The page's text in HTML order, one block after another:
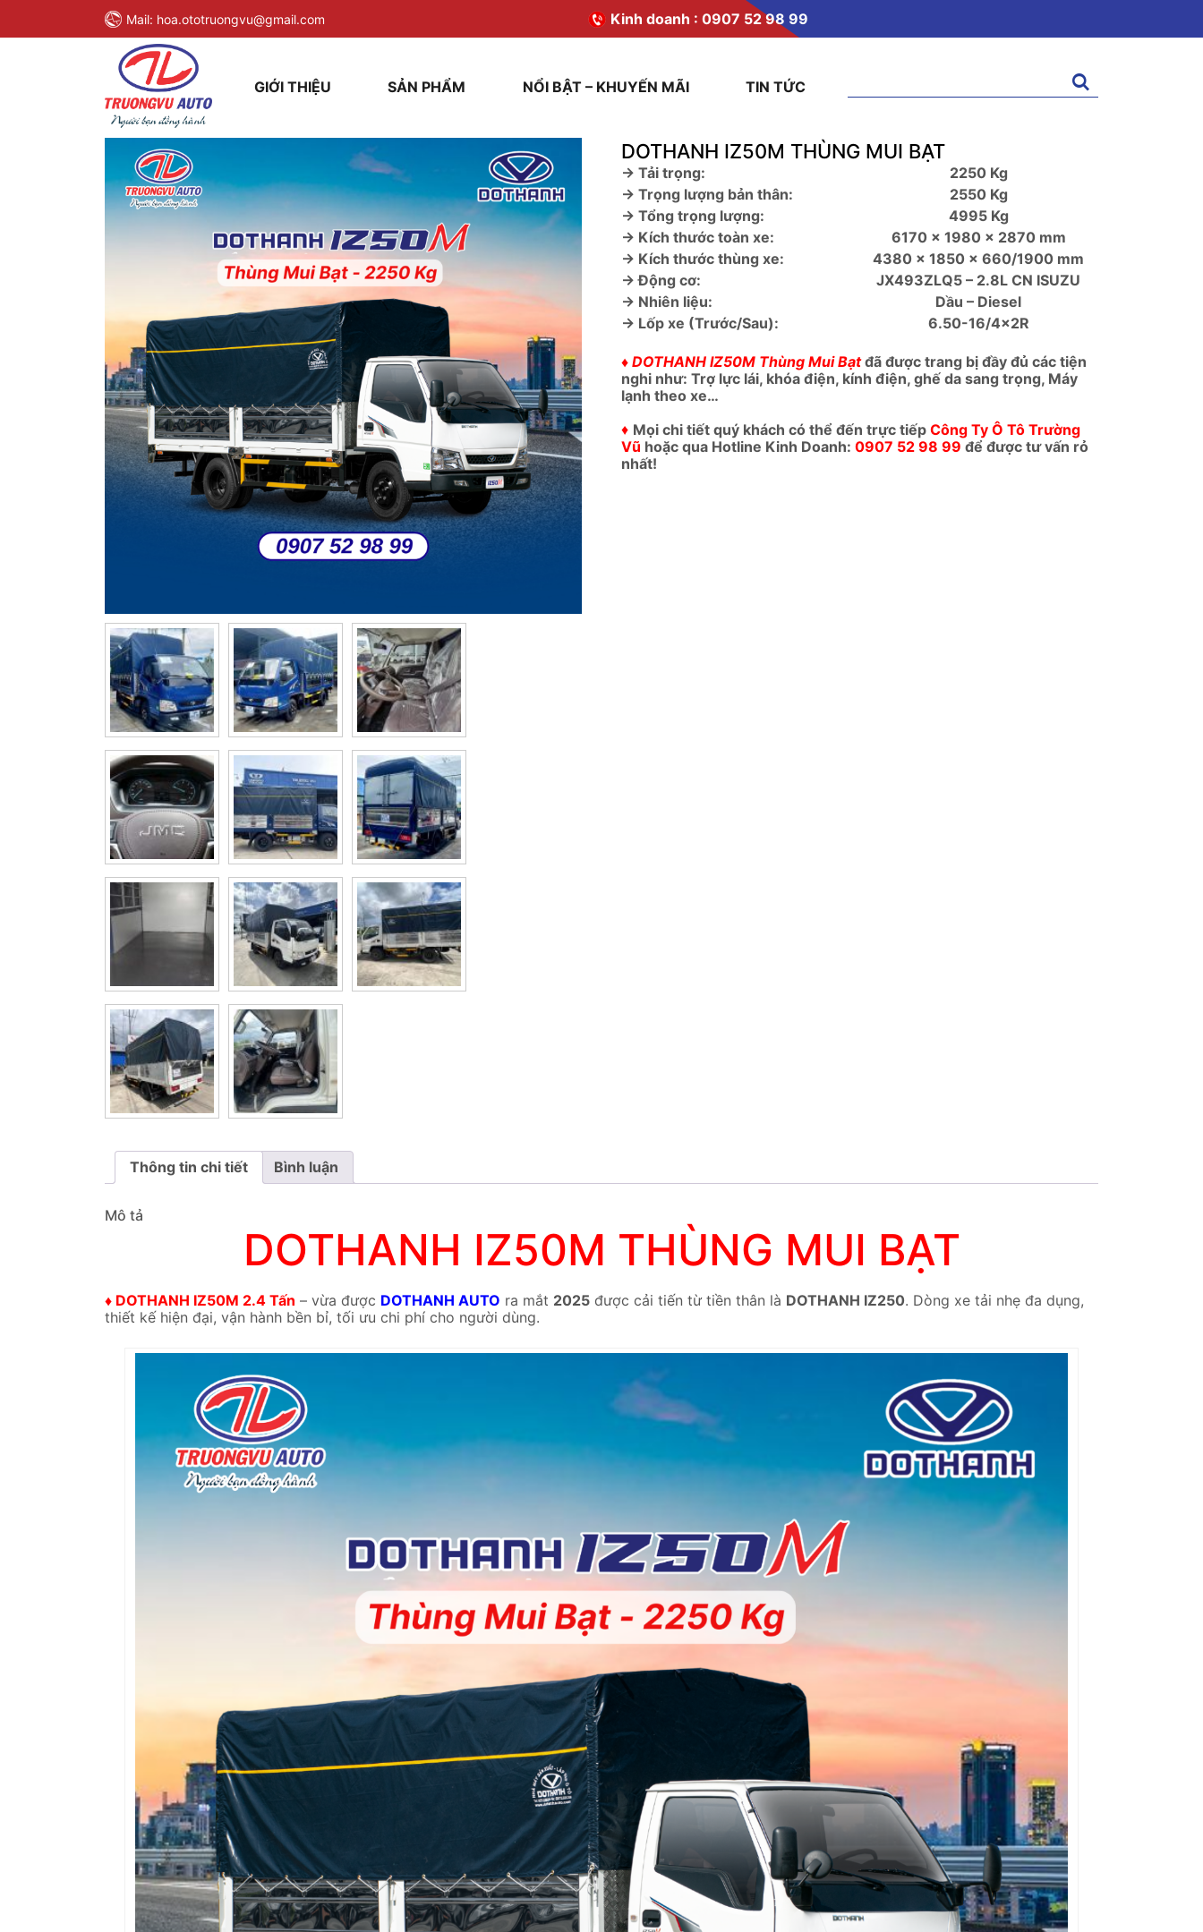
Mail: hoa.ototruongvu@gmail.com Kinh doanh : 0907 52 98 99
GIỚI THIỆU SẢN PHẨM NỔI BẬT – KHUYẾN MÃI TIN TỨC
kiếm:
DOTHANH IZ50M THÙNG MUI BẠT
→ Tải trọng:
2250 Kg
→ Trọng lượng bản thân:
2550 Kg
→ Tổng trọng lượng:
4995 Kg
→ Kích thước toàn xe:
6170 x 1980 x 2870 mm
→ Kích thước thùng xe:
4380 x 1850 x 660/1900 mm
→ Động cơ:
JX493ZLQ5 – 2.8L CN ISUZU
→ Nhiên liệu:
Dầu – Diesel
→ Lốp xe (Trước/Sau):
6.50-16/4x2R
♦ DOTHANH IZ50M Thùng Mui Bạtđã được trang bị đầy đủ các tiện
nghi như: Trợ lực lái, khóa điện, kính điện, ghế da sang trọng, Máy
lạnh theo xe…
♦ Mọi chi tiết quý khách có thể đến trực tiếpCông Ty Ô Tô Trường
Vũ hoặc qua Hotline Kinh Doanh:0907 52 98 99 để được tư vấn rỏ
nhất!
Thông tin chi tiết Bình luận
Mô tả
DOTHANH IZ50M THÙNG MUI BẠT
♦ DOTHANH IZ50M 2.4 Tấn – vừa được DOTHANH AUTO ra mắt 2025 được cải tiến từ tiền thân là DOTHANH IZ250. Dòng xe tải nhẹ đa dụng,
thiết kế hiện đại, vận hành bền bỉ, tối ưu chi phí cho người dùng.